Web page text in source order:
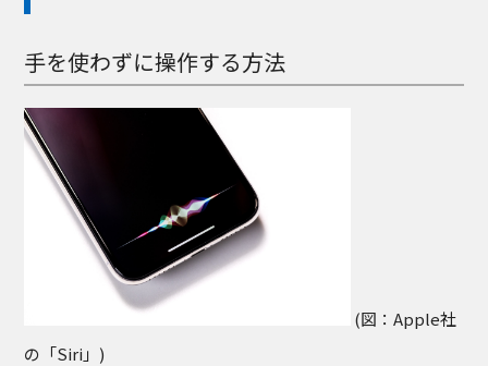
手を使わずに操作する方法
(図：Apple社
の「Siri」)